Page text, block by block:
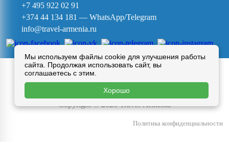
+7 495 922 02 91
+374 44 134 181 — WhatsApp/Telegram
info@travel-armenia.ru
TRAVEL-ARMENIA
Самые разные туры в Армению
Copyright © 2026 Travel-Armenia
Политика конфиденциальности
Мы используем файлы cookie для улучшения работы
сайта. Продолжая использовать сайт, вы
соглашаетесь с этим.
Хорошо